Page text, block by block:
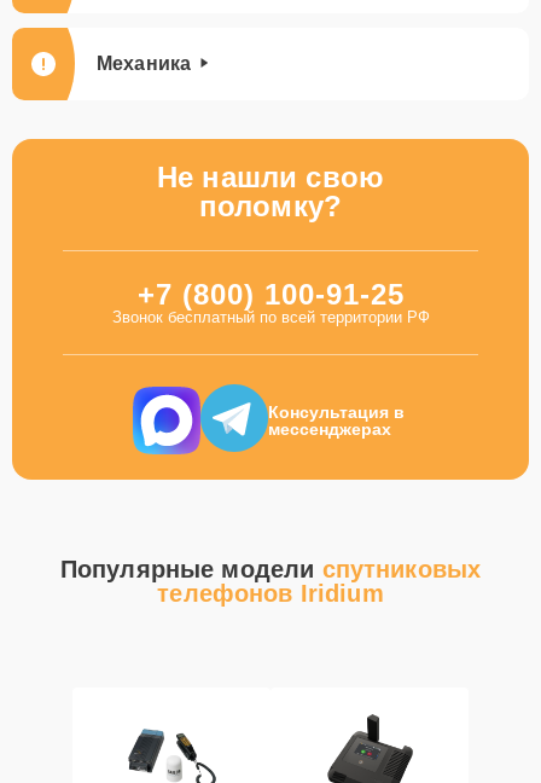
Механика
Не нашли свою
поломку?
+7 (800) 100-91-25
Звонок бесплатный по всей территории РФ
Консультация в
мессенджерах
Популярные модели спутниковых
телефонов Iridium